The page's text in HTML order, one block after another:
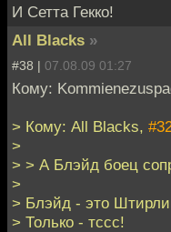
И Сетта Гекко!
All Blacks »
#38 | 07.08.09 01:27
Кому:
> Кому: All Blacks,
>
> > А Блэйд боец
>
> Блэйд - это
> Только - тссс!